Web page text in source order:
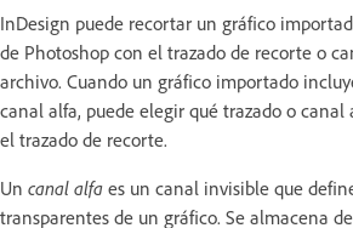
InDesign puede recortar un gráfico
de Photoshop con el trazado de recorte o
archivo. Cuando un gráfico importado
canal alfa, puede elegir qué trazado o canal
el trazado de recorte.
Un canal alfa es un canal invisible que
transparentes de un gráfico. Se almacena